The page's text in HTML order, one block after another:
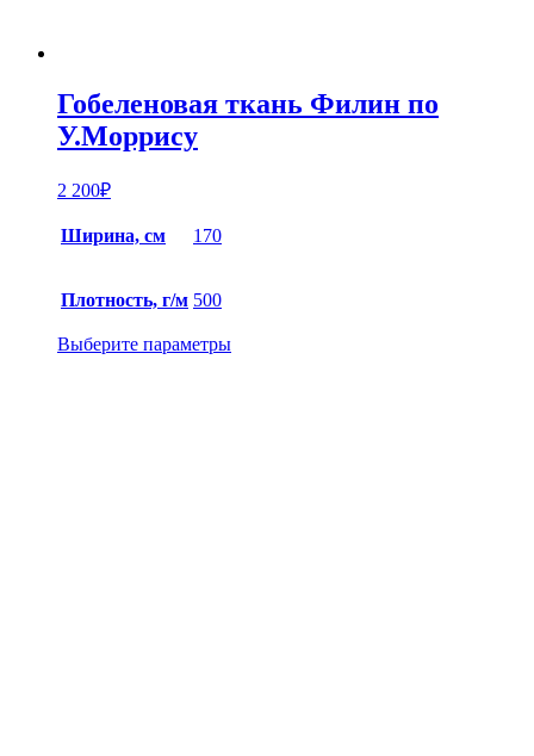
Гобеленовая ткань Филин по
У.Моррису
2 200₽
Ширина, см 170
Плотность, г/м 500
Выберите параметры